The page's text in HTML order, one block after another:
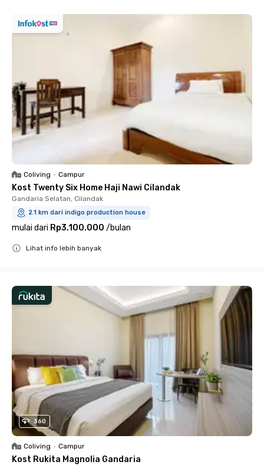
Coliving • Campur
Kost Twenty Six Home Haji Nawi Cilandak
Gandaria Selatan, Cilandak
2.1 km dari indigo production house
mulai dari Rp3.100.000 /bulan
Lihat info lebih banyak
360
Coliving • Campur
Kost Rukita Magnolia Gandaria